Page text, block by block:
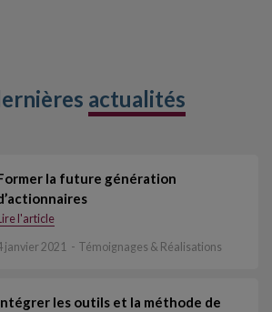
actualités
la future génération
l'article
janvier 2021 Témoignages & Réalisations
les outils et la méthode de